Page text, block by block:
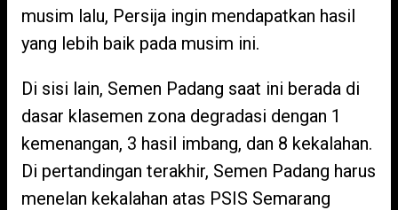
musim lalu, Persija ingin mendapatkan hasil
yang lebih baik pada musim ini.
Di sisi lain, Semen Padang saat ini berada di
dasar klasemen zona degradasi dengan 1
kemenangan, 3 hasil imbang, dan 8 kekalahan.
Di pertandingan terakhir, Semen Padang harus
menelan kekalahan atas PSIS Semarang